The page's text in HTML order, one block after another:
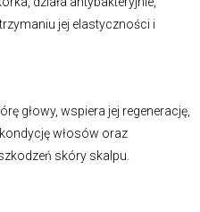
jej elastyczności i
głowy, wspiera jej regenerację,
włosów oraz
skóry skalpu.